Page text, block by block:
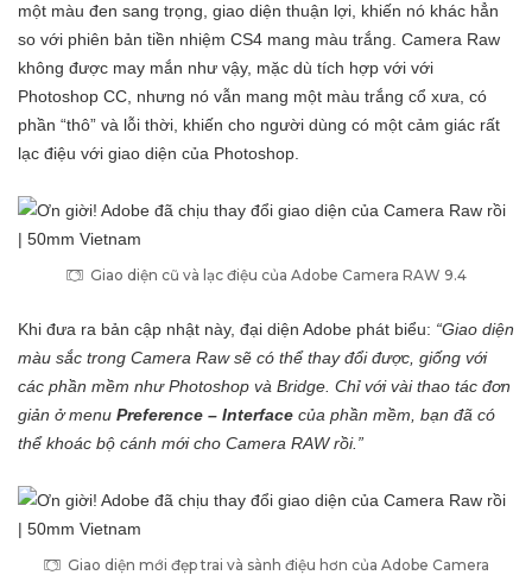
một màu đen sang trọng, giao diện thuận lợi, khiến nó khác hẳn
so với phiên bản tiền nhiệm CS4 mang màu trắng. Camera Raw
không được may mắn như vậy, mặc dù tích hợp với với
Photoshop CC, nhưng nó vẫn mang một màu trắng cổ xưa, có
phần “thô” và lỗi thời, khiến cho người dùng có một cảm giác rất
lạc điệu với giao diện của Photoshop.
Giao diện cũ và lạc điệu của Adobe Camera RAW 9.4
Khi đưa ra bản cập nhật này, đại diện Adobe phát biểu: “Giao diện
màu sắc trong Camera Raw sẽ có thể thay đổi được, giống với
các phần mềm như Photoshop và Bridge. Chỉ với vài thao tác đơn
giản ở menu Preference – Interface của phần mềm, bạn đã có
thể khoác bộ cánh mới cho Camera RAW rồi.”
Giao diện mới đẹp trai và sành điệu hơn của Adobe Camera